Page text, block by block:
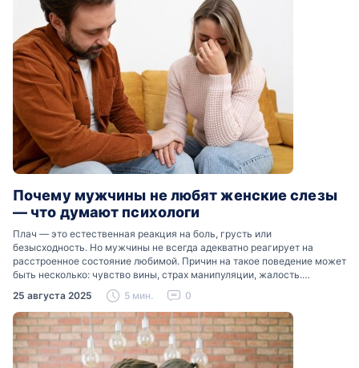
Почему мужчины не любят женские слезы
— что думают психологи
Плач — это естественная реакция на боль, грусть или
безысходность. Но мужчины не всегда адекватно реагирует на
расстроенное состояние любимой. Причин на такое поведение может
быть несколько: чувство вины, страх манипуляции, жалость.
Разобраться, почему мужчины боятся женских слез, помогут советы
психологов…
25 августа 2025 5 мин. 0